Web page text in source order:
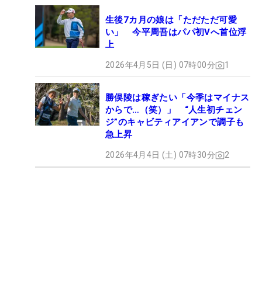
生後7カ月の娘は「ただただ可愛
い」 今平周吾はパパ初Vへ首位浮
上
2026年4月5日 (日) 07時00分 1
勝俣陵は稼ぎたい「今季はマイナス
からで…（笑）」 “人生初チェン
ジ”のキャビティアイアンで調子も
急上昇
2026年4月4日 (土) 07時30分 2